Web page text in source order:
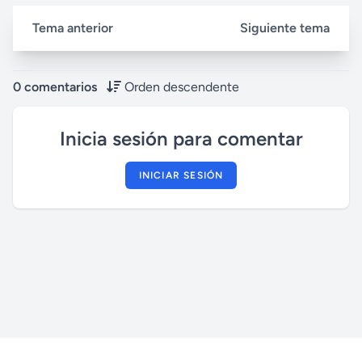
Tema anterior Siguiente tema
0 comentarios Orden descendente
Inicia sesión para comentar
INICIAR SESIÓN